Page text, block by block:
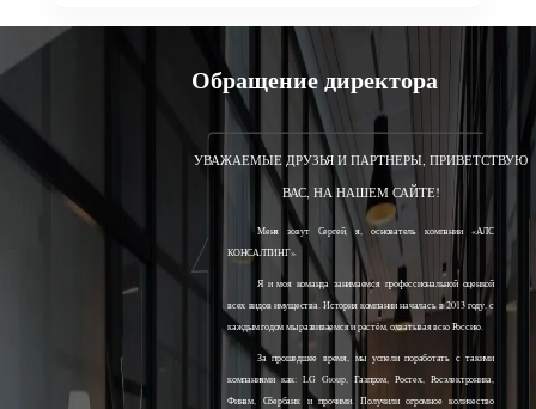
Обращение директора
УВАЖАЕМЫЕ ДРУЗЬЯ И ПАРТНЕРЫ, ПРИВЕТСТВУЮ
ВАС, НА НАШЕМ САЙТЕ!
Меня зовут Сергей, я, основатель компании «АЛС
КОНСАЛТИНГ».
Я и моя команда занимаемся профессиональной оценкой
всех видов имущества. История компании началась в 2013 году, с
каждым годом мы развиваемся и растём, охватывая всю Россию.
За прошедшее время, мы успели поработать с такими
компаниями как: LG Group, Газпром, Ростех, Росэлектроника,
Финам, Сбербанк и прочими. Получили огромное количество